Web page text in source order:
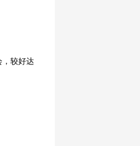
较好达